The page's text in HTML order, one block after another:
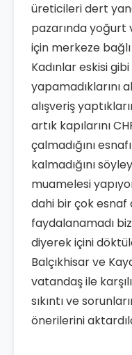
üreticileri dert
pazarında
için merkeze
Kadınlar eskisi
yapamadıklarını
alışveriş
artık kapılarını
çalmadığını
kalmadığını
muamelesi
dahi bir çok
faydalanamadı
diyerek içini
Balçıkhisar ve
vatandaş ile
sıkıntı ve
önerilerini